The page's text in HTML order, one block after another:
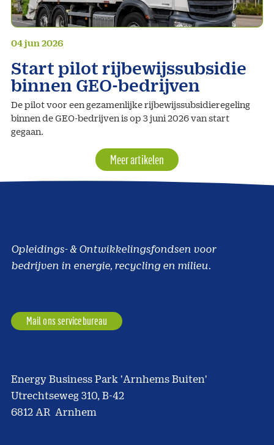
04 jun 2026
Start pilot rijbewijssubsidie
binnen GEO-bedrijven
De pilot voor een gezamenlijke rijbewijssubsidieregeling
binnen de GEO-bedrijven is op 3 juni 2026 van start
gegaan.
Meer artikelen
Opleidings- & Ontwikkelingsfondsen voor
bedrijven in energie, recycling en milieu.
Mail ons servicebureau
Energy Business Park 'Arnhems Buiten'
Utrechtseweg 310, B-42
6812 AR Arnhem